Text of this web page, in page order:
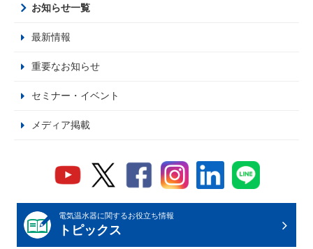
お知らせ一覧
最新情報
重要なお知らせ
セミナー・イベント
メディア掲載
電気温水器に関するお役立ち情報
トピックス